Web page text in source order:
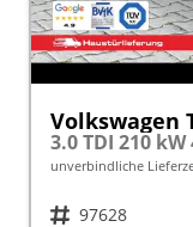
Volkswagen
unverbindliche
Fahrzeugnr. 97628